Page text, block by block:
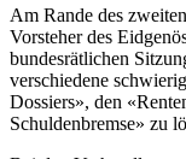
Am Rande des
Vorsteher des
bundesrätlichen
verschiedene
Dossiers», den
Schuldenbremse» zu